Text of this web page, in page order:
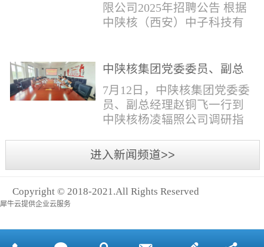
表》和本人学历学位证书和
相关证件扫描件发送至报名
程社招3王小明男1981年11月
本科西安石油大学测控技术
子工程社招5何晔女1979年10
月本科西安财经学院工商管
理社招6张柳怡女1998...
限公司2025年招聘公告 根据
中陕核（西安）中子科技有
如下：一、招聘岗位及人数
见附件1二、招聘范围（1）
社会招聘：面向社会招聘。
（2）应届生招聘：国家计划
内统一招收的全日制院校应
届毕业生，重点院校应届毕
业生优先；回国一年内取得
国家教育部出具的学历（学
三、招聘流程（一）个人报
中陕核集团党委委员、副总
经理赵铜飞一行到中陕核杨
凌辐照公司调研指导工作
7月12日，中陕核集团党委委
员、副总经理赵铜飞一行到
中陕核杨凌辐照公司调研指
息部部长赵磊，中陕核核盛
公司执行董事张鹏，核盛公
执行董事李奎等陪同调研。
进入新闻频道>>
Copyright © 2018-2021.All Rights Reserved
犀牛云提供企业云服务